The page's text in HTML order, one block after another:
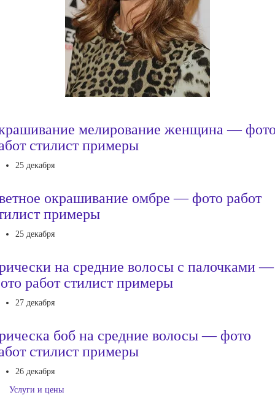
мелирование женщина —
стилист примеры
25 декабря
окрашивание омбре — фото работ
примеры
25 декабря
на средние волосы с палочками —
работ стилист примеры
27 декабря
боб на средние волосы — фото
стилист примеры
26 декабря
Услуги и цены